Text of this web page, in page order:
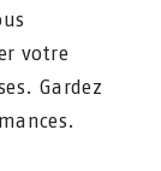
votre
Gardez